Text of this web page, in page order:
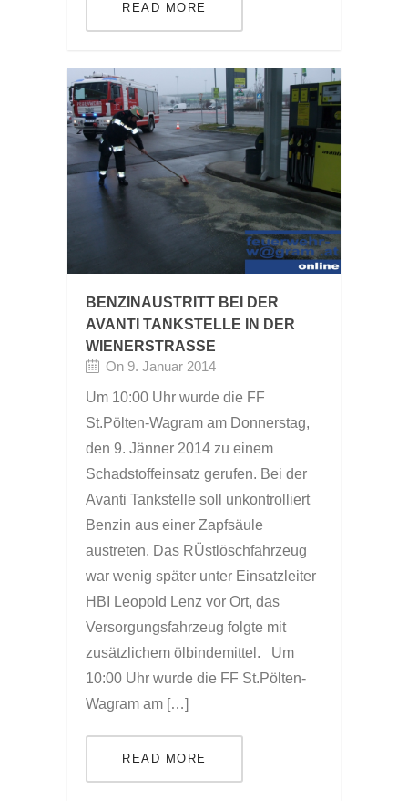
READ MORE
BENZINAUSTRITT BEI DER
AVANTI TANKSTELLE IN DER
WIENERSTRASSE
On 9. Januar 2014
Um 10:00 Uhr wurde die FF
St.Pölten-Wagram am Donnerstag,
den 9. Jänner 2014 zu einem
Schadstoffeinsatz gerufen. Bei der
Avanti Tankstelle soll unkontrolliert
Benzin aus einer Zapfsäule
austreten. Das RÜstlöschfahrzeug
war wenig später unter Einsatzleiter
HBI Leopold Lenz vor Ort, das
Versorgungsfahrzeug folgte mit
zusätzlichem ölbindemittel. Um
10:00 Uhr wurde die FF St.Pölten-
Wagram am […]
READ MORE